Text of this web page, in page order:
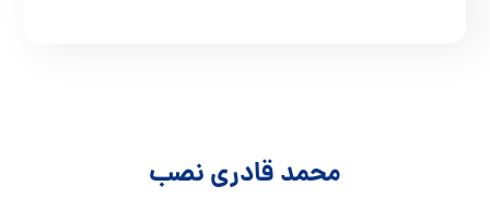
محمد قادری نصب